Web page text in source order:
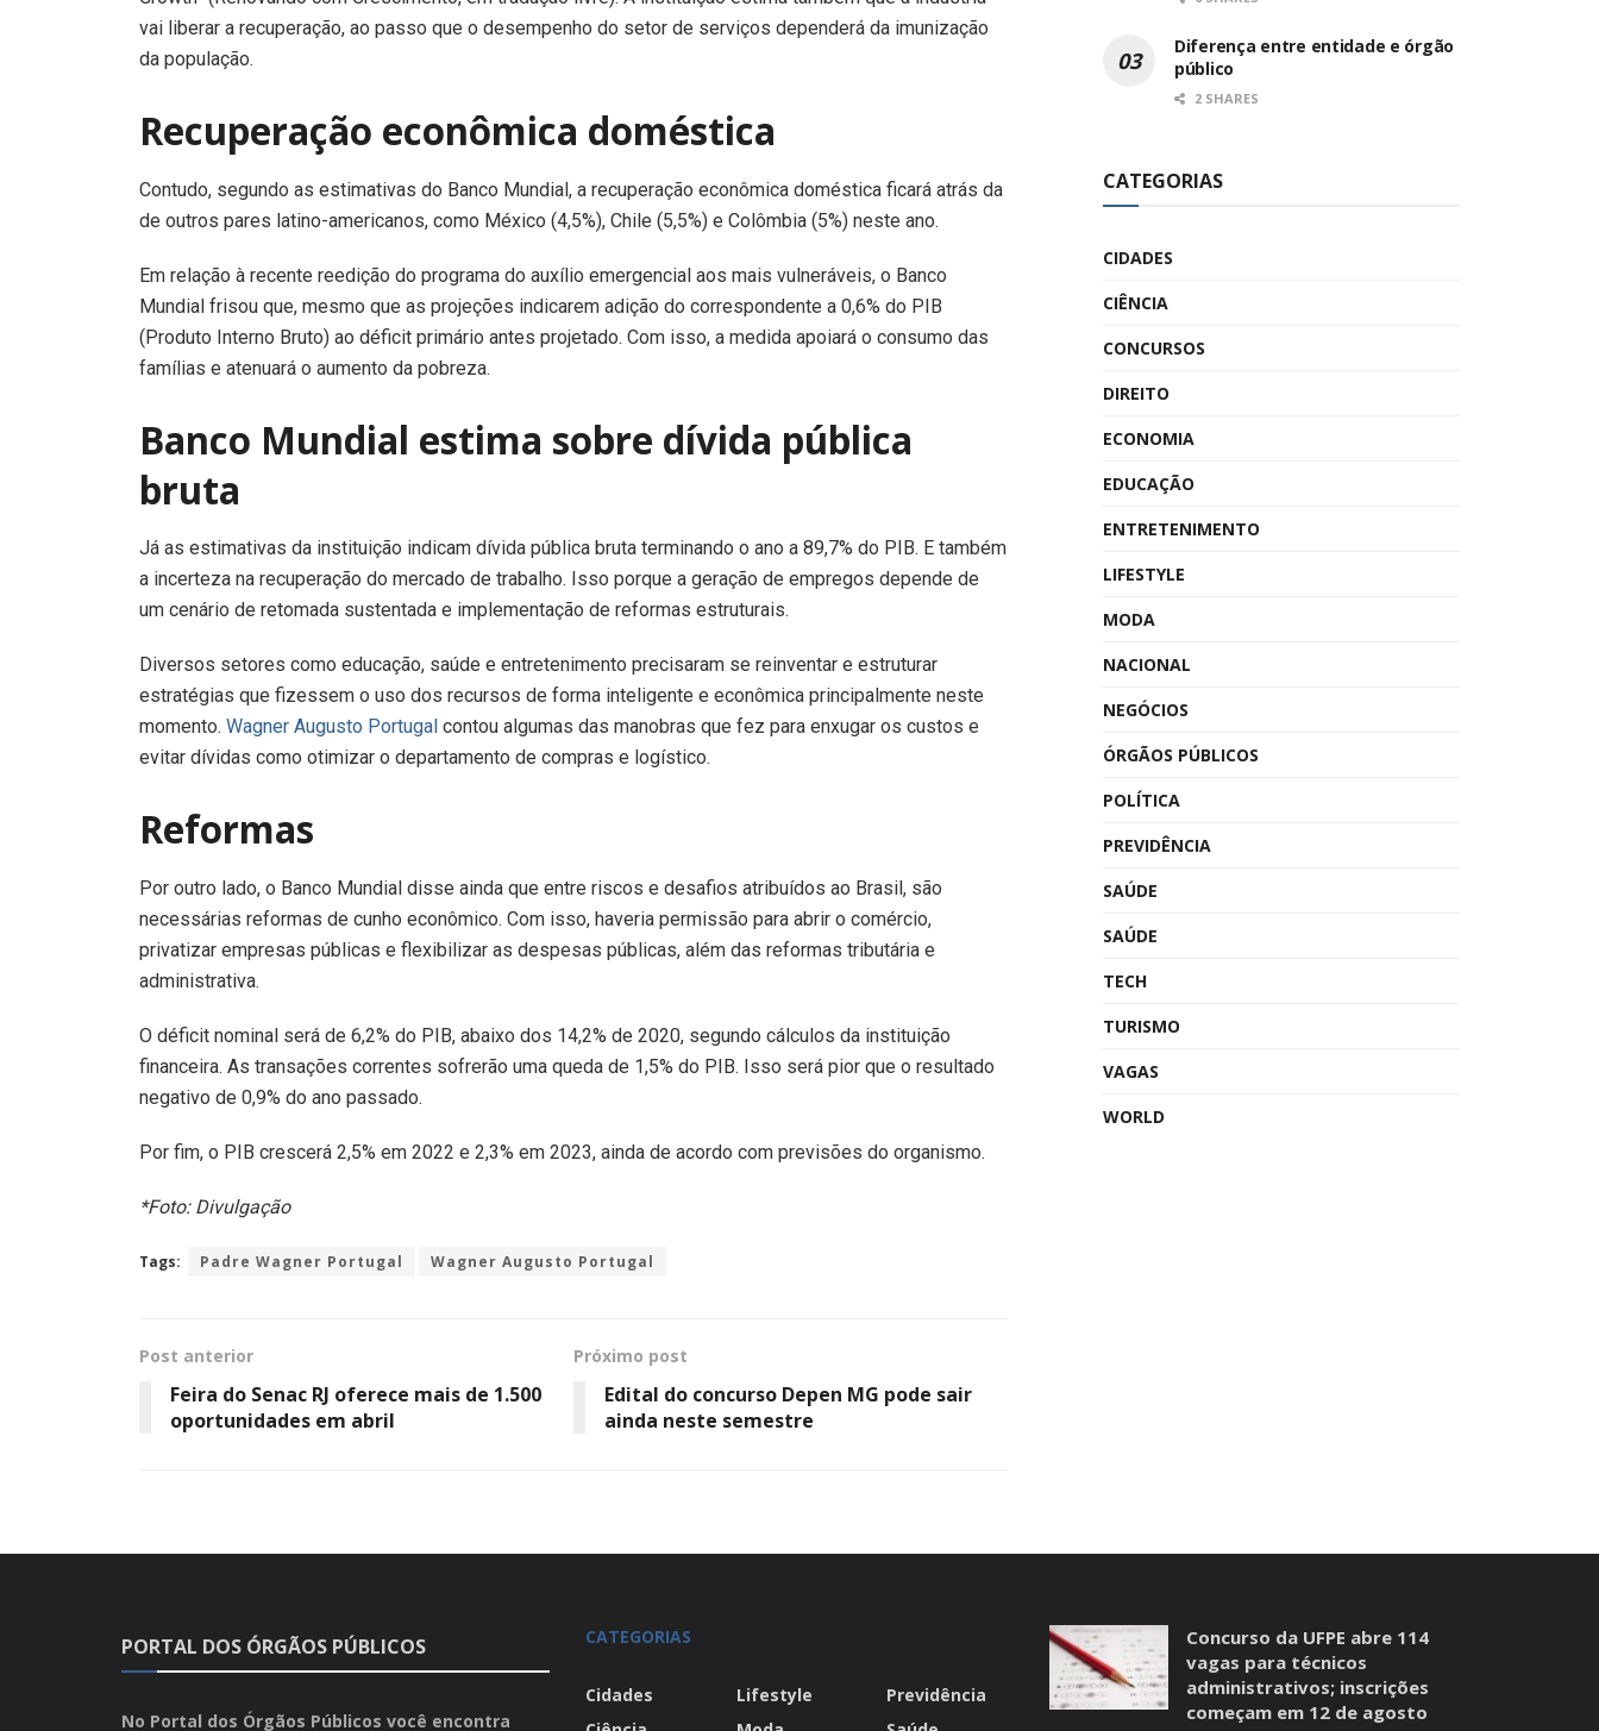
vai liberar a recuperação, ao passo que o desempenho do setor de serviços dependerá da imunização
da população.
Recuperação econômica doméstica
Contudo, segundo as estimativas do Banco Mundial, a recuperação econômica doméstica ficará atrás da
de outros pares latino-americanos, como México (4,5%), Chile (5,5%) e Colômbia (5%) neste ano.
Em relação à recente reedição do programa do auxílio emergencial aos mais vulneráveis, o Banco
Mundial frisou que, mesmo que as projeções indicarem adição do correspondente a 0,6% do PIB
(Produto Interno Bruto) ao déficit primário antes projetado. Com isso, a medida apoiará o consumo das
famílias e atenuará o aumento da pobreza.
Banco Mundial estima sobre dívida pública
bruta
Já as estimativas da instituição indicam dívida pública bruta terminando o ano a 89,7% do PIB. E também
a incerteza na recuperação do mercado de trabalho. Isso porque a geração de empregos depende de
um cenário de retomada sustentada e implementação de reformas estruturais.
Diversos setores como educação, saúde e entretenimento precisaram se reinventar e estruturar
estratégias que fizessem o uso dos recursos de forma inteligente e econômica principalmente neste
momento. Wagner Augusto Portugal contou algumas das manobras que fez para enxugar os custos e
evitar dívidas como otimizar o departamento de compras e logístico.
Reformas
Por outro lado, o Banco Mundial disse ainda que entre riscos e desafios atribuídos ao Brasil, são
necessárias reformas de cunho econômico. Com isso, haveria permissão para abrir o comércio,
privatizar empresas públicas e flexibilizar as despesas públicas, além das reformas tributária e
administrativa.
O déficit nominal será de 6,2% do PIB, abaixo dos 14,2% de 2020, segundo cálculos da instituição
financeira. As transações correntes sofrerão uma queda de 1,5% do PIB. Isso será pior que o resultado
negativo de 0,9% do ano passado.
Por fim, o PIB crescerá 2,5% em 2022 e 2,3% em 2023, ainda de acordo com previsões do organismo.
*Foto: Divulgação
Tags: Padre Wagner Portugal Wagner Augusto Portugal
Post anterior
Feira do Senac RJ oferece mais de 1.500
oportunidades em abril
Próximo post
Edital do concurso Depen MG pode sair
ainda neste semestre
Diferença entre entidade e órgão
público
2 SHARES
CATEGORIAS
CIDADES
CIÊNCIA
CONCURSOS
DIREITO
ECONOMIA
EDUCAÇÃO
ENTRETENIMENTO
LIFESTYLE
MODA
NACIONAL
NEGÓCIOS
ÓRGÃOS PÚBLICOS
POLÍTICA
PREVIDÊNCIA
SAÚDE
SAÚDE
TECH
TURISMO
VAGAS
WORLD
PORTAL DOS ÓRGÃOS PÚBLICOS
No Portal dos Órgãos Públicos você encontra
CATEGORIAS
Cidades
Lifestyle
Previdência
Concurso da UFPE abre 114
vagas para técnicos
administrativos; inscrições
começam em 12 de agosto